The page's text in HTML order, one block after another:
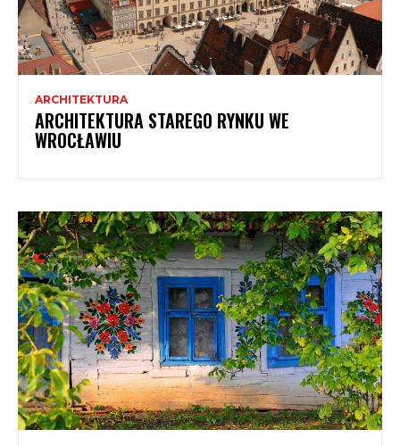
ARCHITEKTURA
ARCHITEKTURA STAREGO RYNKU WE
WROCŁAWIU